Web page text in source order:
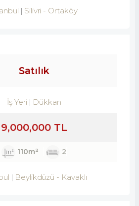
Silivri - Ortaköy
Satılık
İş Yeri Dükkan
9,000,000 TL
110m² 2
Beylikdüzü - Kavaklı